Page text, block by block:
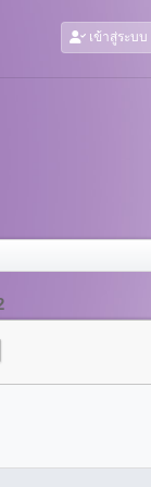
เข้าสู่ระบบ